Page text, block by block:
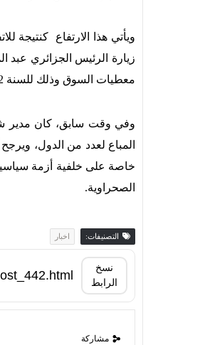
زيارة الرئيس الجزائري عبد
معطيات السوق وذلك للسنة 2022-2023 وفقا للبنود التعاقدية المتعلقة بمراجعة الأسعار.
وفي وقت سابق، كان مدير
المباع لعدد من الدول، ويرجح
خاصة على خلفية أزمة
الصحراوية.
التصنيفات: اخبار
نسخ
الرابط
مشاركة